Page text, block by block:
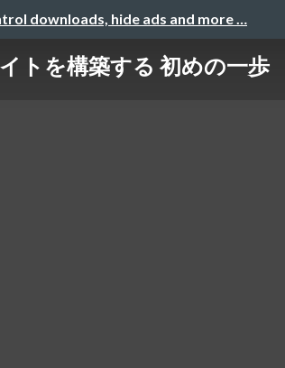
downloads, hide ads and more …
トを構築する 初めの一歩